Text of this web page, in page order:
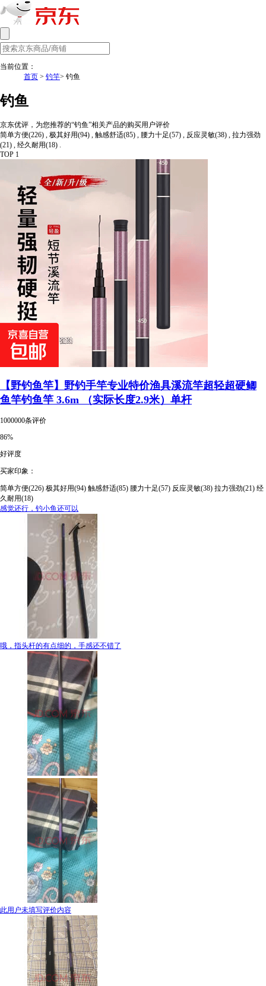
当前位置：
首页 > 钓竿> 钓鱼
钓鱼
京东优评，为您推荐的“钓鱼”相关产品的购买用户评价
简单方便(226) , 极其好用(94) , 触感舒适(85) , 腰力十足(57) , 反应灵敏(38) , 拉力强劲
(21) , 经久耐用(18) .
TOP 1
【野钓鱼竿】野钓手竿专业特价渔具溪流竿超轻超硬鲫
鱼竿钓鱼竿 3.6m （实际长度2.9米）单杆
1000000条评价
86%
好评度
买家印象：
简单方便(226) 极其好用(94) 触感舒适(85) 腰力十足(57) 反应灵敏(38) 拉力强劲(21) 经
久耐用(18)
感觉还行，钓小鱼还可以
哦，指头杆的有点细的，手感还不错了
此用户未填写评价内容